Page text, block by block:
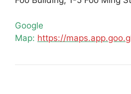
Google
Map: https://